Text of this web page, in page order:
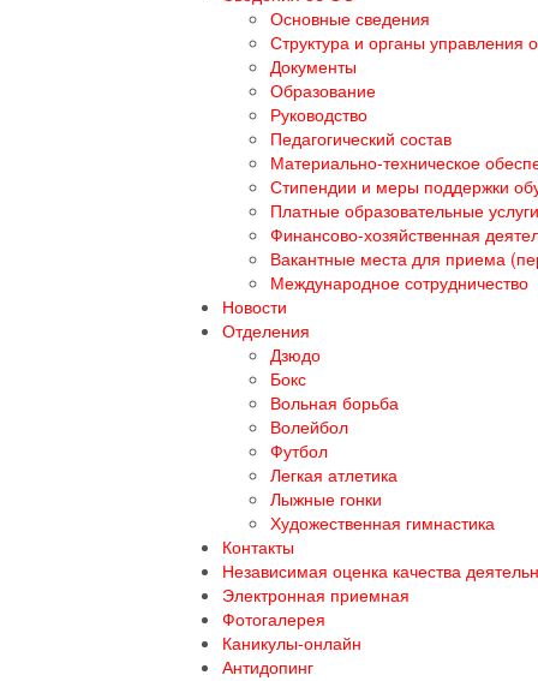
Основные сведения
Структура и органы управления
Документы
Образование
Руководство
Педагогический состав
Материально-техническое
Стипендии и меры поддержки
Платные образовательные услуги
Финансово-хозяйственная
Вакантные места для приема
Международное сотрудничество
Новости
Отделения
Дзюдо
Бокс
Вольная борьба
Волейбол
Футбол
Легкая атлетика
Лыжные гонки
Художественная гимнастика
Контакты
Независимая оценка качества
Электронная приемная
Фотогалерея
Каникулы-онлайн
Антидопинг